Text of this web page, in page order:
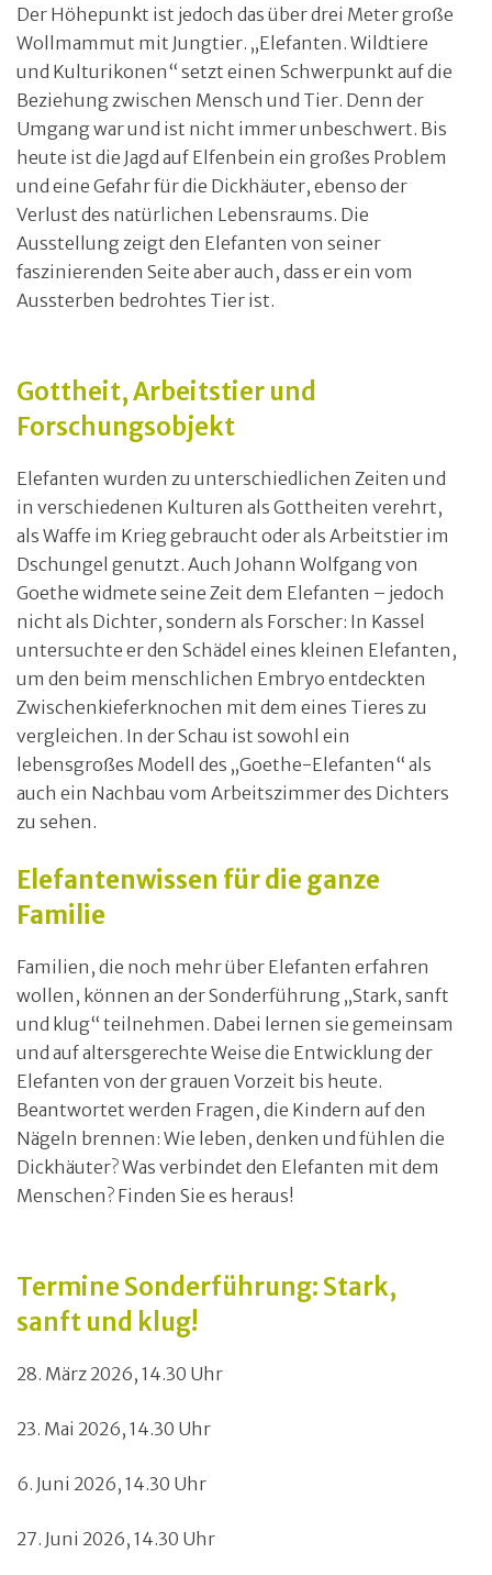
Der Höhepunkt ist jedoch das über drei Meter große
Wollmammut mit Jungtier. „Elefanten. Wildtiere
und Kulturikonen“ setzt einen Schwerpunkt auf die
Beziehung zwischen Mensch und Tier. Denn der
Umgang war und ist nicht immer unbeschwert. Bis
heute ist die Jagd auf Elfenbein ein großes Problem
und eine Gefahr für die Dickhäuter, ebenso der
Verlust des natürlichen Lebensraums. Die
Ausstellung zeigt den Elefanten von seiner
faszinierenden Seite aber auch, dass er ein vom
Aussterben bedrohtes Tier ist.
Gottheit, Arbeitstier und
Forschungsobjekt
Elefanten wurden zu unterschiedlichen Zeiten und
in verschiedenen Kulturen als Gottheiten verehrt,
als Waffe im Krieg gebraucht oder als Arbeitstier im
Dschungel genutzt. Auch Johann Wolfgang von
Goethe widmete seine Zeit dem Elefanten – jedoch
nicht als Dichter, sondern als Forscher: In Kassel
untersuchte er den Schädel eines kleinen Elefanten,
um den beim menschlichen Embryo entdeckten
Zwischenkieferknochen mit dem eines Tieres zu
vergleichen. In der Schau ist sowohl ein
lebensgroßes Modell des „Goethe-Elefanten“ als
auch ein Nachbau vom Arbeitszimmer des Dichters
zu sehen.
Elefantenwissen für die ganze
Familie
Familien, die noch mehr über Elefanten erfahren
wollen, können an der Sonderführung „Stark, sanft
und klug“ teilnehmen. Dabei lernen sie gemeinsam
und auf altersgerechte Weise die Entwicklung der
Elefanten von der grauen Vorzeit bis heute.
Beantwortet werden Fragen, die Kindern auf den
Nägeln brennen: Wie leben, denken und fühlen die
Dickhäuter? Was verbindet den Elefanten mit dem
Menschen? Finden Sie es heraus!
Termine Sonderführung: Stark,
sanft und klug!
28. März 2026, 14.30 Uhr
23. Mai 2026, 14.30 Uhr
6. Juni 2026, 14.30 Uhr
27. Juni 2026, 14.30 Uhr